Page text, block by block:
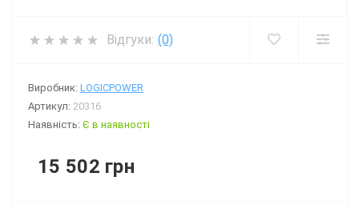
Відгуки: (0)
Виробник: LOGICPOWER
Артикул: 20316
Наявність: Є в наявності
15 502 грн